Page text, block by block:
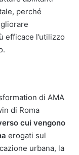
perché
efficace l’utilizzo
di AMA
di Roma
cui vengono
erogati sul
urbana, la